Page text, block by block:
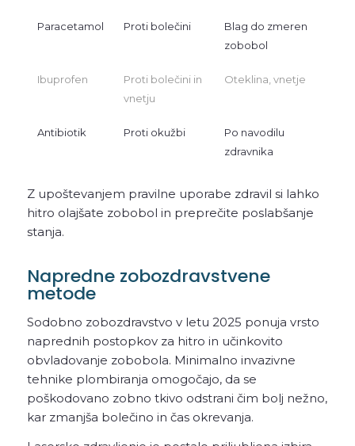
Paracetamol Proti bolečini
Blag do zmeren
zobobol
Ibuprofen
Proti bolečini in
vnetju
Oteklina, vnetje
Antibiotik Proti okužbi
Po navodilu
zdravnika
Z upoštevanjem pravilne uporabe zdravil si lahko
hitro olajšate zobobol in preprečite poslabšanje
stanja.
Napredne zobozdravstvene
metode
Sodobno zobozdravstvo v letu 2025 ponuja vrsto
naprednih postopkov za hitro in učinkovito
obvladovanje zobobola. Minimalno invazivne
tehnike plombiranja omogočajo, da se
poškodovano zobno tkivo odstrani čim bolj nežno,
kar zmanjša bolečino in čas okrevanja.